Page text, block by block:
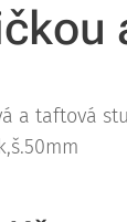
a taftová